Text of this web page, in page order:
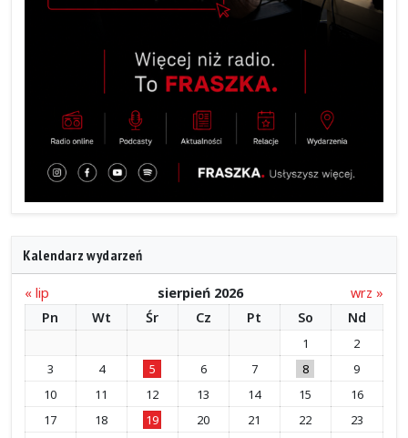
Kalendarz wydarzeń
« lip sierpień 2026
wrz »
Pn
Wt Śr Cz Pt So Nd
1
2
3
4 5 6 7 8
9
10
11 12 13 14 15
16
17
18 19 20 21 22
23